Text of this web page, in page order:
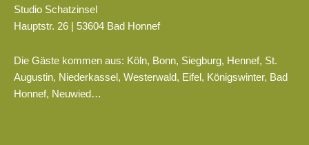
Studio Schatzinsel
Hauptstr. 26 | 53604 Bad Honnef
Die Gäste kommen aus: Köln, Bonn, Siegburg, Hennef, St.
Augustin, Niederkassel, Westerwald, Eifel, Königswinter, Bad
Honnef, Neuwied…